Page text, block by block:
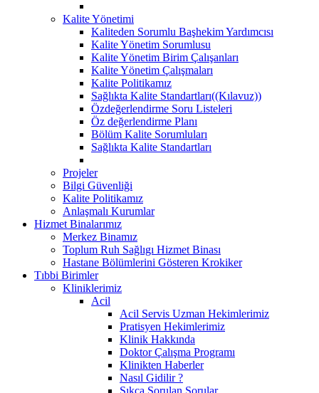
Kalite Yönetimi
Kaliteden Sorumlu Başhekim Yardımcısı
Kalite Yönetim Sorumlusu
Kalite Yönetim Birim Çalışanları
Kalite Yönetim Çalışmaları
Kalite Politikamız
Sağlıkta Kalite Standartları((Kılavuz))
Özdeğerlendirme Soru Listeleri
Öz değerlendirme Planı
Bölüm Kalite Sorumluları
Sağlıkta Kalite Standartları
Projeler
Bilgi Güvenliği
Kalite Politikamız
Anlaşmalı Kurumlar
Hizmet Binalarımız
Merkez Binamız
Toplum Ruh Sağlıgı Hizmet Binası
Hastane Bölümlerini Gösteren Krokiker
Tıbbi Birimler
Kliniklerimiz
Acil
Acil Servis Uzman Hekimlerimiz
Pratisyen Hekimlerimiz
Klinik Hakkında
Doktor Çalışma Programı
Klinikten Haberler
Nasıl Gidilir ?
Sıkça Sorulan Sorular